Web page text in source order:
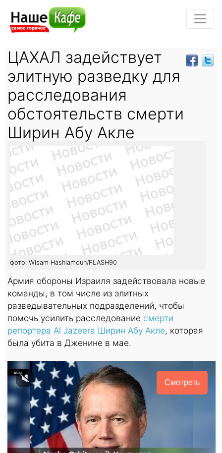
ЦАХАЛ задействует
элитную разведку для
расследования
обстоятельств смерти
Ширин Абу Акле
фото: Wisam Hashlamoun/FLASH90
Армия обороны Израиля задействовала новые
команды, в том числе из элитных
разведывательных подразделений, чтобы
помочь усилить расследование смерти
репортера Al Jazeera Ширин Абу Акле, которая
была убита в Дженине в мае.
Смотреть